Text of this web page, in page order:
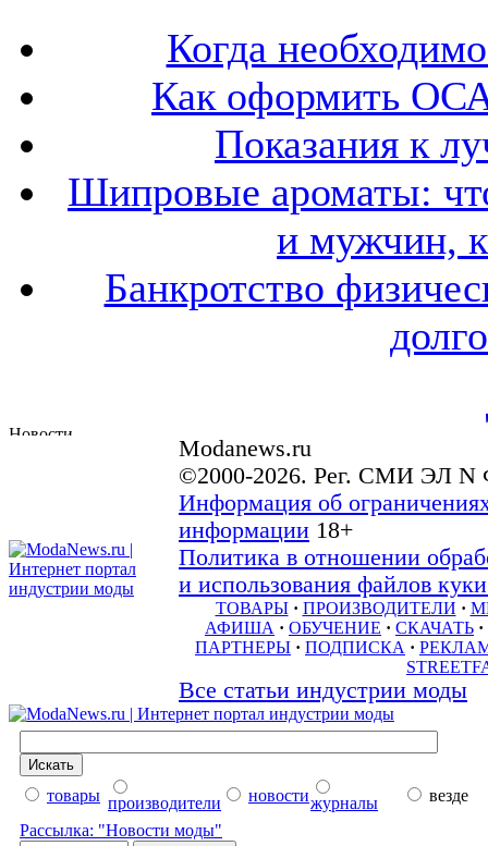
Когда
Как оформить
Показания к
Шипровые ароматы:
и мужчин,
Банкротство
Modanews.ru
©2000-2026. Рег. СМИ ЭЛ N
Информация об
информации 18+
Политика в отношении
и использования файлов
ТОВАРЫ · ПРОИЗВОДИТЕЛИ ·
АФИША · ОБУЧЕНИЕ · СКАЧАТЬ ·
ПАРТНЕРЫ · ПОДПИСКА ·
Все статьи индустрии моды
товары производители новостижурналы
везде
Рассылка: "Новости моды"